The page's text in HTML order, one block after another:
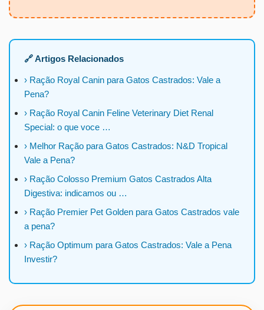
🔗 Artigos Relacionados
› Ração Royal Canin para Gatos Castrados: Vale a
Pena?
› Ração Royal Canin Feline Veterinary Diet Renal
Special: o que voce …
› Melhor Ração para Gatos Castrados: N&D Tropical
Vale a Pena?
› Ração Colosso Premium Gatos Castrados Alta
Digestiva: indicamos ou …
› Ração Premier Pet Golden para Gatos Castrados vale
a pena?
› Ração Optimum para Gatos Castrados: Vale a Pena
Investir?